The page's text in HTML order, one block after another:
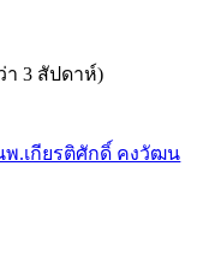
า 3 สัปดาห์)
พ.เกียรติศักดิ์ คงวัฒน